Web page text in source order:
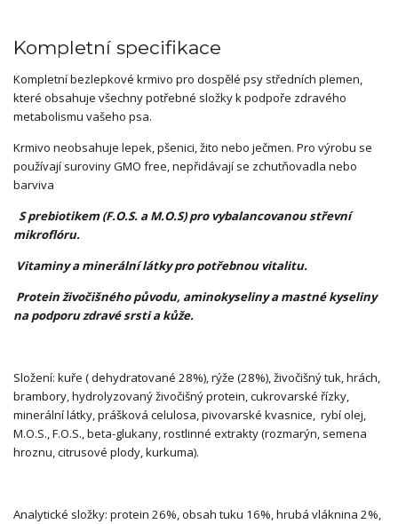
Kompletní specifikace
Kompletní bezlepkové krmivo pro dospělé psy středních plemen,
které obsahuje všechny potřebné složky k podpoře zdravého
metabolismu vašeho psa.
Krmivo neobsahuje lepek, pšenici, žito nebo ječmen. Pro výrobu se
používají suroviny GMO free, nepřidávají se zchutňovadla nebo
barviva
S prebiotikem (F.O.S. a M.O.S) pro vybalancovanou střevní
mikroflóru.
Vitaminy a minerální látky pro potřebnou vitalitu.
Protein živočišného původu, aminokyseliny a mastné kyseliny
na podporu zdravé srsti a kůže.
Složení: kuře ( dehydratované 28%), rýže (28%), živočišný tuk, hrách,
brambory, hydrolyzovaný živočišný protein, cukrovarské řízky,
minerální látky, prášková celulosa, pivovarské kvasnice, rybí olej,
M.O.S., F.O.S., beta-glukany, rostlinné extrakty (rozmarýn, semena
hroznu, citrusové plody, kurkuma).
Analytické složky: protein 26%, obsah tuku 16%, hrubá vláknina 2%,